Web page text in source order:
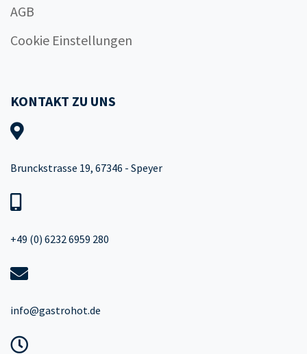
AGB
Cookie Einstellungen
KONTAKT ZU UNS
Brunckstrasse 19, 67346 - Speyer
+49 (0) 6232 6959 280
info@gastrohot.de